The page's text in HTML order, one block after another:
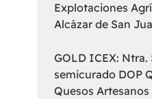
Explotaciones
Alcázar de San
GOLD ICEX: Ntra.
semicurado DOP
Quesos